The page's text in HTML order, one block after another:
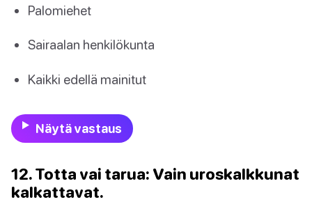
Palomiehet
Sairaalan henkilökunta
Kaikki edellä mainitut
Näytä vastaus
12. Totta vai tarua: Vain uroskalkkunat
kalkattavat.